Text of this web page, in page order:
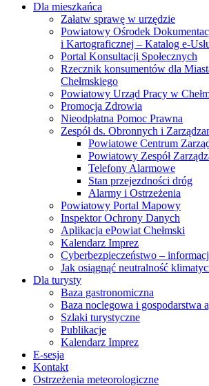
Dla mieszkańca
Załatw sprawę w urzędzie
Powiatowy Ośrodek
i Kartograficznej – Katalog e-
Portal Konsultacji Społecznych
Rzecznik konsumentów dla
Chełmskiego
Powiatowy Urząd Pracy w
Promocja Zdrowia
Nieodpłatna Pomoc Prawna
Zespół ds. Obronnych i
Powiatowe Centrum
Powiatowy Zespół
Telefony Alarmowe
Stan przejezdności dróg
Alarmy i Ostrzeżenia
Powiatowy Portal Mapowy
Inspektor Ochrony Danych
Aplikacja ePowiat Chełmski
Kalendarz Imprez
Cyberbezpieczeństwo –
Jak osiągnąć neutralność
Dla turysty
Baza gastronomiczna
Baza noclegowa i gospodarstwa
Szlaki turystyczne
Publikacje
Kalendarz Imprez
E-sesja
Kontakt
Ostrzeżenia meteorologiczne